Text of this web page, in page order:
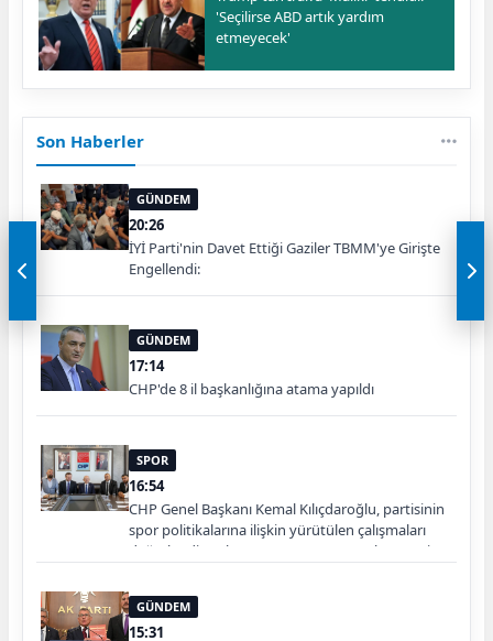
'Seçilirse ABD artık yardım
etmeyecek'
Son Haberler
GÜNDEM
20:26
İYİ Parti'nin Davet Ettiği Gaziler TBMM'ye Girişte
Engellendi:
GÜNDEM
17:14
CHP'de 8 il başkanlığına atama yapıldı
SPOR
16:54
CHP Genel Başkanı Kemal Kılıçdaroğlu, partisinin
spor politikalarına ilişkin yürütülen çalışmaları
değerlendirmek üzere CHP Spor Kurulu Yönetim
Kurulu Başkanı Savaş Yıldırım başkanlığında
gerçekleştirildi.
GÜNDEM
15:31